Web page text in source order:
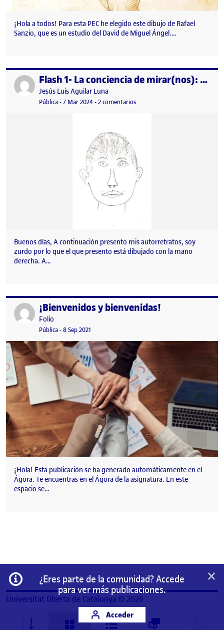
¡Hola a todos! Para esta PEC he elegido este dibujo de Rafael
Sanzio, que es un estudio del David de Miguel Ángel.…
Publicado por Flash 1- La conciencia de mirar(nos): Autorretrato
Publicado por
Jesús Luis Aguilar Luna
Visibilidad:
Pública-Fecha de publicación
7 Mar 2024-2 comentariosen Flash 1- La conciencia de
Buenos días, A continuación presento mis autorretratos, soy
zurdo por lo que el que presento está dibujado con la mano
derecha. A…
Publicado por¡Bienvenidos y bienvenidas!
Publicado por
Folio
Visibilidad:
Pública-Fecha de publicación
8 Sep 2021
¡Hola! Esta publicación se ha generado automáticamente en el
Ágora. Te encuentras en el Ágora de la asignatura. En este
espacio se…
Información
¿Eres parte de la comunidad? Accede
para ver más publicaciones.
Acceder
×
Universitat Oberta de Catalunya © 2026